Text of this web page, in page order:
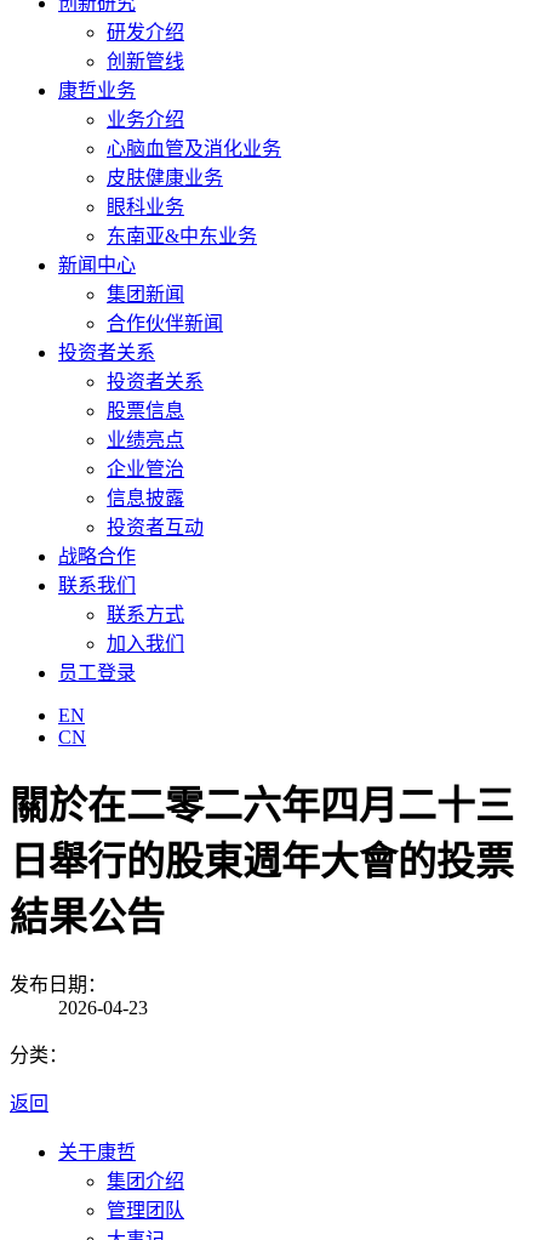
研发介绍
创新管线
康哲业务
业务介绍
心脑血管及消化业务
皮肤健康业务
眼科业务
东南亚&中东业务
新闻中心
集团新闻
合作伙伴新闻
投资者关系
投资者关系
股票信息
业绩亮点
企业管治
信息披露
投资者互动
战略合作
联系我们
联系方式
加入我们
员工登录
EN
CN
關於在二零二六年四月二十三
日舉行的股東週年大會的投票
結果公告
发布日期：
2026-04-23
分类：
返回
关于康哲
集团介绍
管理团队